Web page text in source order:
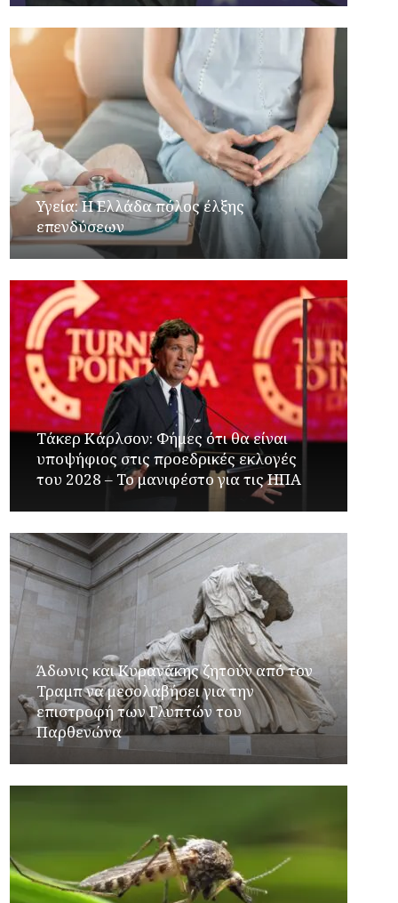
Υγεία: Η Ελλάδα πόλος έλξης
επενδύσεων
Τάκερ Κάρλσον: Φήμες ότι θα είναι
υποψήφιος στις προεδρικές εκλογές
του 2028 – Το μανιφέστο για τις ΗΠΑ
Άδωνις και Κυρανάκης ζητούν από τον
Τραμπ να μεσολαβήσει για την
επιστροφή των Γλυπτών του
Παρθενώνα